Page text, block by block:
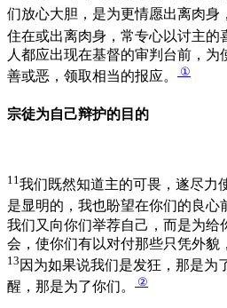
们放心大胆，是为更情愿出离肉身
住在或出离肉身，常专心以讨主的
人都应出现在基督的审判台前，
善或恶，领取相当的报应。
①
宗徒为自己辩护的目的
11 我们既然知道主的可畏，遂尽力
是显明的，我也盼望在你们的良心
我们又向你们举荐自己，而是为给
会，使你们有以对付那些只凭外貌
13 因为如果说我们是发狂，那是为
醒，那是为了你们。
②